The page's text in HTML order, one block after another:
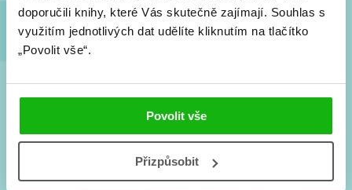
doporučili knihy, které Vás skutečně zajímají. Souhlas s
využitím jednotlivých dat udělíte kliknutím na tlačítko
„Povolit vše“.
Povolit vše
Přizpůsobit
Souhlasím spodmínkami zpracování osobních údajů
Tvá e-mailová adresa je u nás v bezpečí. Přečti si